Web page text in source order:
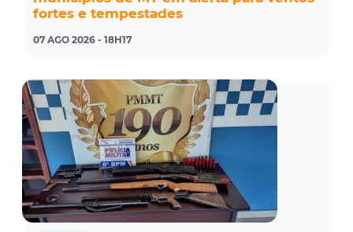
fortes e tempestades
07 AGO 2026 - 18H17